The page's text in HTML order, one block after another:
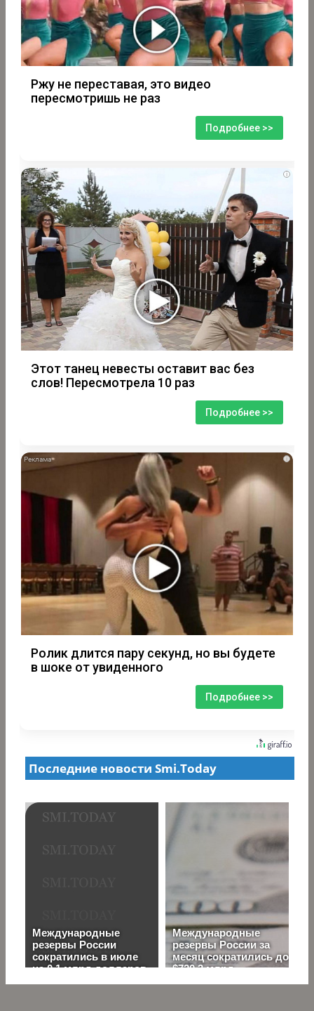
Ржу не переставая, это видео
пересмотришь не раз
Подробнее >>
i
Этот танец невесты оставит вас без
слов! Пересмотрела 10 раз
Подробнее >>
i
Ролик длится пару секунд, но вы будете
в шоке от увиденного
Подробнее >>